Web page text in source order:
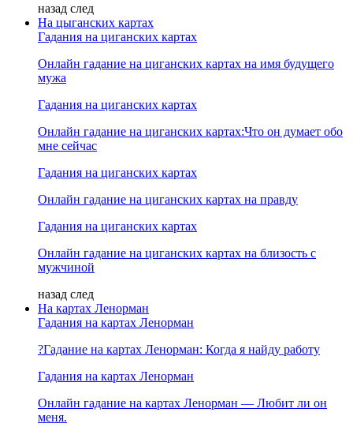
назад след
На цыганских картах
Гадания на циганских картах
Онлайн гадание на циганских картах на имя будущего
мужа
Гадания на циганских картах
Онлайн гадание на циганских картах:Что он думает обо
мне сейчас
Гадания на циганских картах
Онлайн гадание на циганских картах на правду
Гадания на циганских картах
Онлайн гадание на циганских картах на близость с
мужчиной
назад след
На картах Ленорман
Гадания на картах Ленорман
?Гадание на картах Ленорман: Когда я найду работу
Гадания на картах Ленорман
Онлайн гадание на картах Ленорман — Любит ли он
меня.